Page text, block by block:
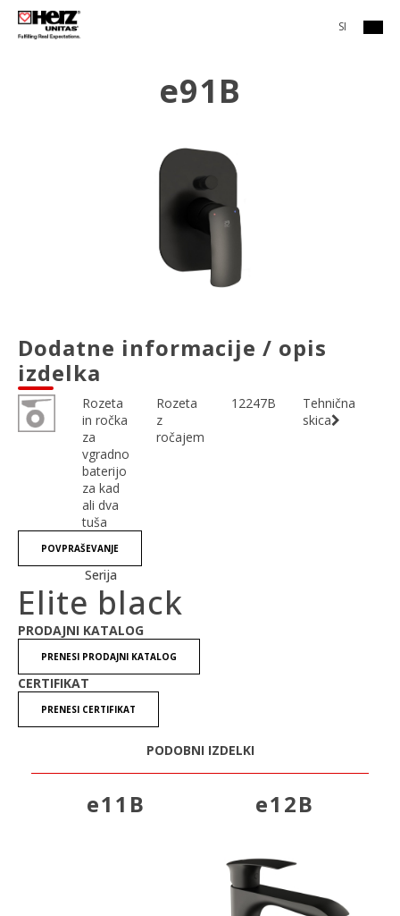
SI
e91B
Dodatne informacije / opis
izdelka
Rozeta
in ročka
za
vgradno
baterijo
za kad
ali dva
tuša
Rozeta
z
ročajem
12247B
Tehnična
skica
POVPRAŠEVANJE
Serija
Elite black
PRODAJNI KATALOG
PRENESI PRODAJNI KATALOG
CERTIFIKAT
PRENESI CERTIFIKAT
PODOBNI IZDELKI
e11B e12B